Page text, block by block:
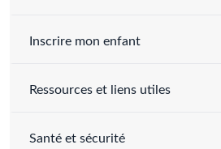
Inscrire mon enfant
Ressources et liens utiles
Santé et sécurité